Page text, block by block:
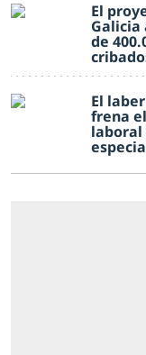
El
Galicia
de
El
frena
laboral